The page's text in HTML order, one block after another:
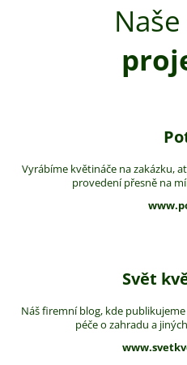
Vyrábíme květináče na zakázku,
provedení přesně na
Svět
Náš firemní blog, kde
péče o zahradu a